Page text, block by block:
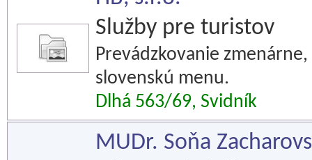
Služby pre turistov
Prevádzkovanie
slovenskú menu.
Dlhá 563/69, Svidník
MUDr. Soňa